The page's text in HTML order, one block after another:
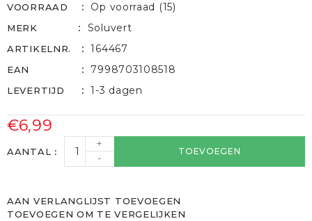
VOORRAAD Op voorraad (15)
MERK Soluvert
ARTIKELNR. 164467
EAN 7998703108518
LEVERTIJD 1-3 dagen
€6,99
AANTAL
+
-
TOEVOEGEN
AAN VERLANGLIJST TOEVOEGEN
TOEVOEGEN OM TE VERGELIJKEN